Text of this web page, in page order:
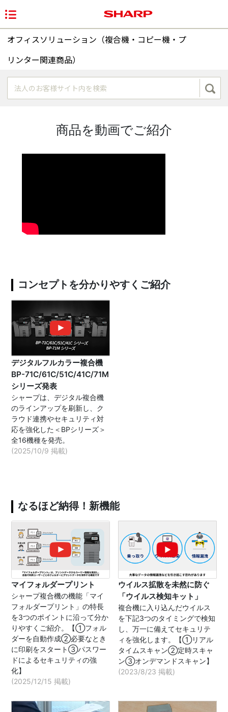
オフィスソリューション（複合機・コピー機・プ
リンター関連商品）
商品を動画でご紹介
コンセプトを分かりやすくご紹介
デジタルフルカラー複合機
BP-71C/61C/51C/41C/71M
シリーズ発表
シャープは、デジタル複合機
のラインアップを刷新し、ク
ラウド連携やセキュリティ対
応を強化した＜BPシリーズ＞
全16機種を発売。
(2025/10/9 掲載)
なるほど納得！新機能
マイフォルダープリント
シャープ複合機の機能「マイ
フォルダープリント」の特長
を3つのポイントに沿って分か
りやすくご紹介。【①フォル
ダーを自動作成②必要なとき
に印刷をスタート③パスワー
ドによるセキュリティの強
化】
(2025/12/15 掲載)
ウイルス拡散を未然に防ぐ
「ウイルス検知キット」
複合機に入り込んだウイルス
を下記3つのタイミングで検知
し、万一に備えてセキュリテ
ィを強化します。【①リアル
タイムスキャン②定時スキャ
ン③オンデマンドスキャン】
(2023/8/23 掲載)